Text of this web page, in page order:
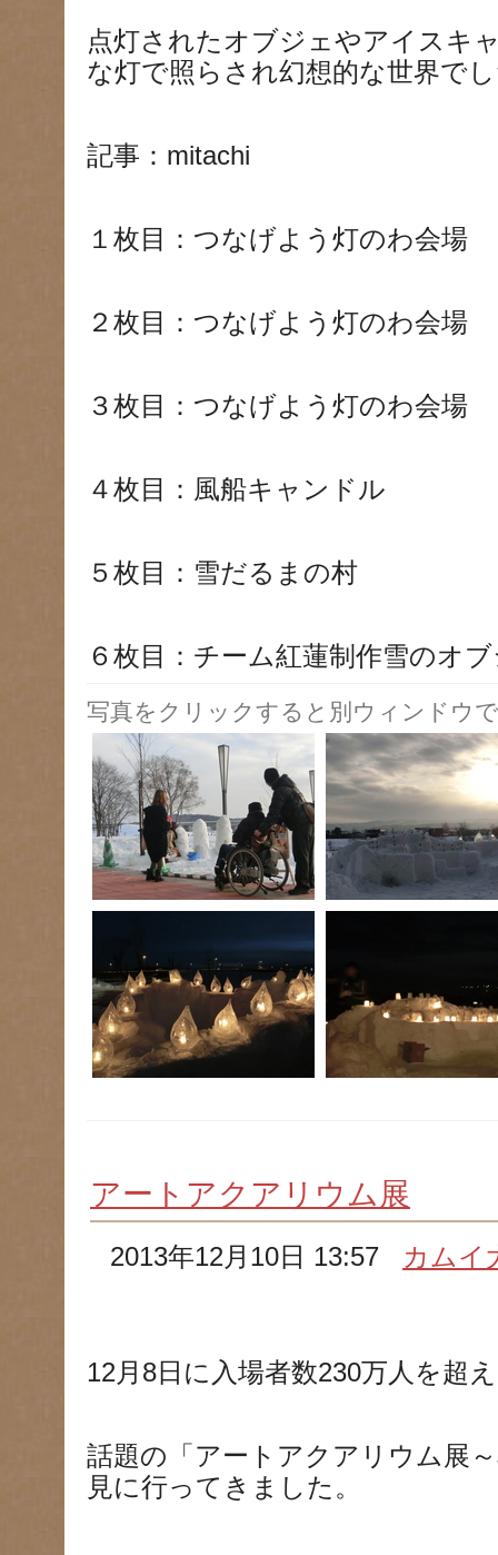
点灯されたオブジェやアイスキ
な灯で照らされ幻想的な世界で
記事：mitachi
１枚目：つなげよう灯のわ会場
２枚目：つなげよう灯のわ会場
３枚目：つなげよう灯のわ会場
４枚目：風船キャンドル
５枚目：雪だるまの村
６枚目：チーム紅蓮制作雪のオ
写真をクリックすると別ウィンドウ
アートアクアリウム展
2013年12月10日 13:57 カムイ
12月8日に入場者数230万人を超
話題の「アートアクアリウム展
見に行ってきました。